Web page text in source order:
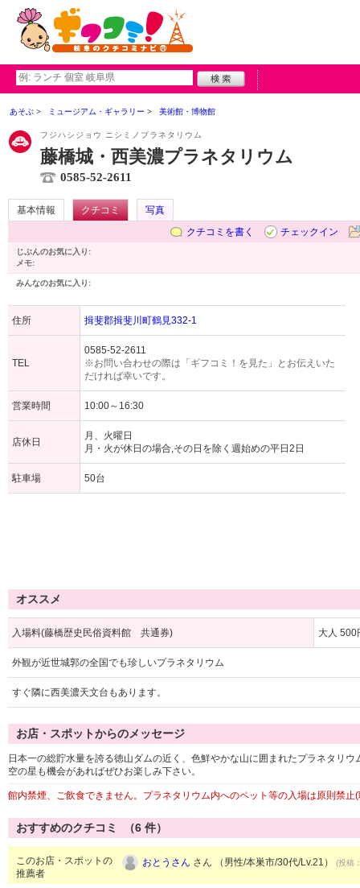
あそぶ ミュージアム・ギャラリー 美術館・博物館
フジハシジョウ ニシミノプラネタリウム
藤橋城・西美濃プラネタリウム
0585-52-2611
基本情報 クチコミ
写真
クチコミを書く
チェックイン
じぶんのお気に入り:
メモ:
みんなのお気に入り:
住所 揖斐郡揖斐川町鶴見332-1
TEL
0585-52-2611
※お問い合わせの際は「ギフコミ！を見た」とお伝えいた
だければ幸いです。
営業時間 10:00～16:30
店休日
月、火曜日
月・火が休日の場合,その日を除く週始めの平日2日
駐車場 50台
オススメ
入場料(藤橋歴史民俗資料館 共通券) 大人 500
外観が近世城郭の全国でも珍しいプラネタリウム
すぐ隣に西美濃天文台もあります。
お店・スポットからのメッセージ
日本一の総貯水量を誇る徳山ダムの近く、色鮮やかな山に囲まれたプラネタリ
空の星も機会があればぜひお楽しみ下さい。
館内禁煙、ご飲食できません。プラネタリウム内へのペット等の入場は原則
おすすめのクチコミ （6 件）
このお店・スポットの
推薦者
おとうさん さん （男性/本巣市/30代/Lv.21） (投稿